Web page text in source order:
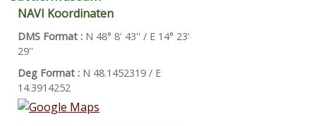
NAVI Koordinaten
DMS Format : N 48° 8' 43'' / E 14° 23'
29''
Deg Format : N 48.1452319 / E
14.3914252